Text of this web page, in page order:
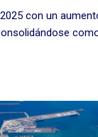
con un